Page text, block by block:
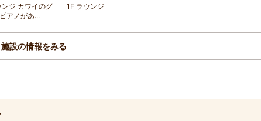
ンジ カワイのグ
アノがあ...
1F ラウンジ
施設の情報をみる